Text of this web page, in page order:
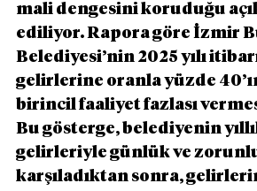
mali dengesini koruduğu
ediliyor. Rapora göre İzmir
Belediyesi’nin 2025 yılı
gelirlerine oranla yüzde
birincil faaliyet fazlası
Bu gösterge, belediyenin
gelirleriyle günlük ve
karşıladıktan sonra,